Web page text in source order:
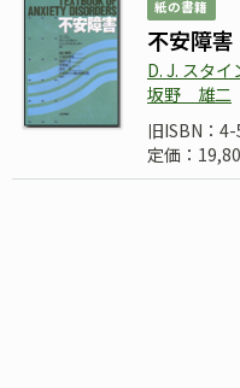
紙の書籍
不安障害
D. J. スタイ
坂野 雄二
旧ISBN：
定価：